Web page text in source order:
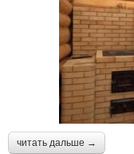
читать дальше →